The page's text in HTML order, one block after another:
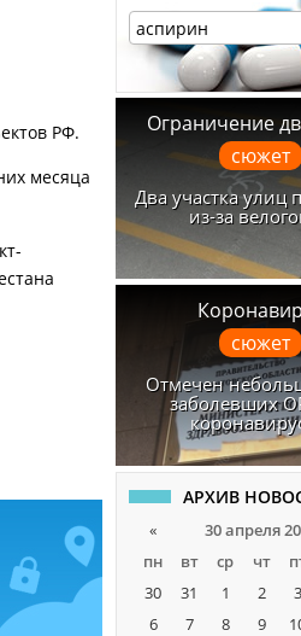
РФ.
месяца
Ограничение
сюжет
Два участка улиц
из-за
сюжет
Отмечен
заболевших
АРХИВ
« 30 апреля
пн
вт ср чт
30
31 1 2 3
6
7 8 9